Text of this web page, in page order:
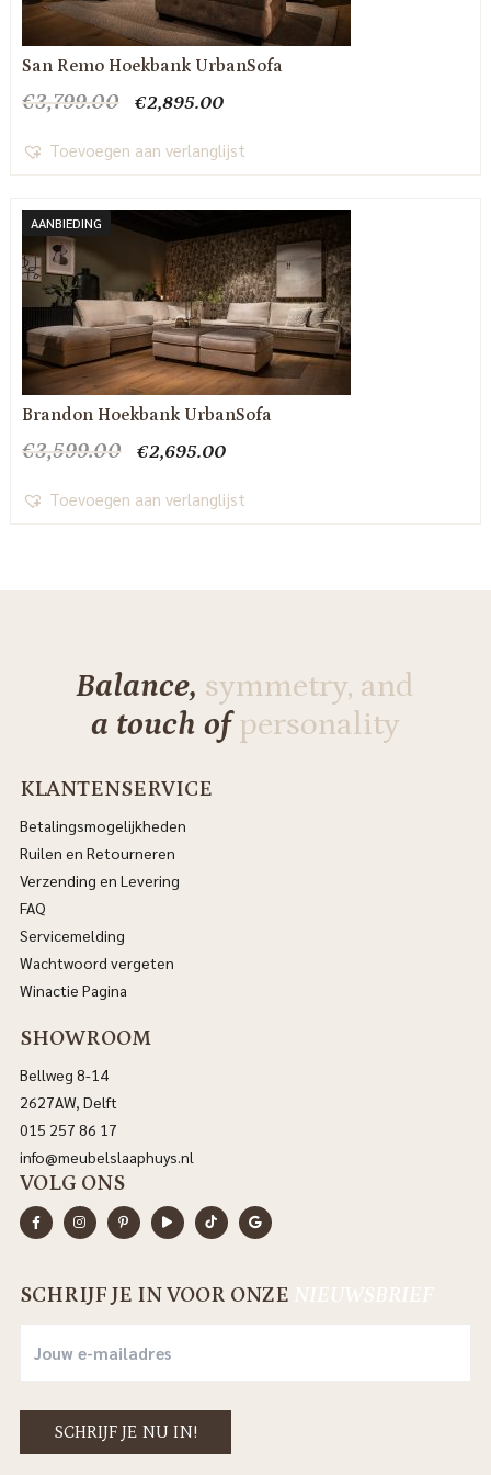
San Remo Hoekbank UrbanSofa
€3,799.00
Oorspronkelijke
was:
€2,895.00Huidige
is:
Toevoegen aan verlanglijst
AANBIEDING
Brandon Hoekbank UrbanSofa
€3,599.00
Oorspronkelijke
was:
€2,695.00Huidige
is:
Toevoegen aan verlanglijst
Balance, symmetry, and
a touch ofpersonality
KLANTENSERVICE
Betalingsmogelijkheden
Ruilen en Retourneren
Verzending en Levering
FAQ
Servicemelding
Wachtwoord vergeten
Winactie Pagina
SHOWROOM
Bellweg 8-14
2627AW, Delft
015 257 86 17
info@meubelslaaphuys.nl
VOLG ONS
SCHRIJF JE IN VOOR ONZE NIEUWSBRIEF